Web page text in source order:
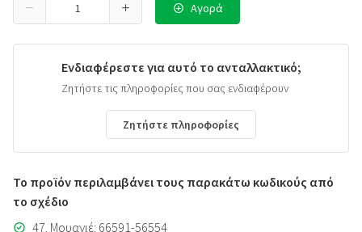
Αγορά
Ενδιαφέρεστε για αυτό το ανταλλακτικό;
Ζητήστε τις πληροφορίες που σας ενδιαφέρουν
Ζητήστε πληροφορίες
Το προϊόν περιλαμβάνει τους παρακάτω κωδικούς από
το σχέδιο
47. Μουαγιέ: 66591-56554